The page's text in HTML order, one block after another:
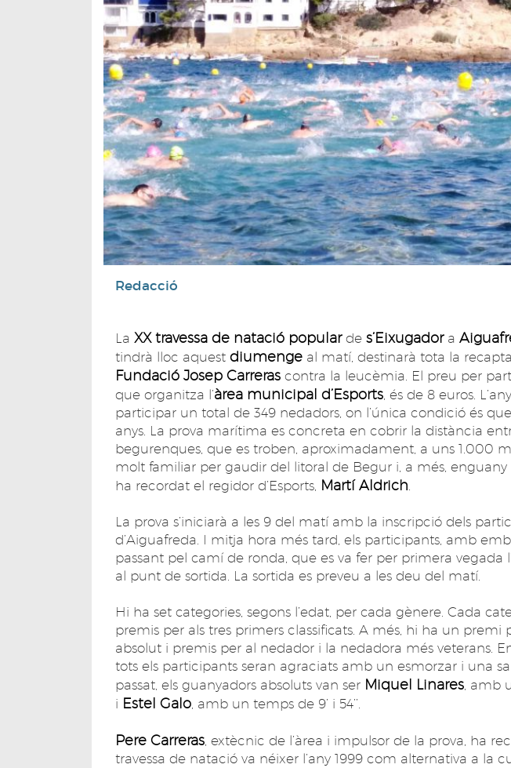
Redacció
La XX travessa de natació popularde s’Eixugadora
tindrà lloc aquest diumenge al matí, destinarà tota la
Fundació Josep Carreras contra la leucèmia. El preu per
que organitza l’àrea municipal d’Esports, és de 8 euros.
participar un total de 349 nedadors, on l’única condició és
anys. La prova marítima es concreta en cobrir la distància
begurenques, que es troben, aproximadament, a uns 1.000
molt familiar per gaudir del litoral de Begur i, a més, enguany
ha recordat el regidor d’Esports, Martí Aldrich.
La prova s’iniciarà a les 9 del matí amb la inscripció dels
d’Aiguafreda. I mitja hora més tard, els participants, amb
passant pel camí de ronda, que es va fer per primera vegada
al punt de sortida. La sortida es preveu a les deu del matí.
Hi ha set categories, segons l’edat, per cada gènere. Cada
premis per als tres primers classificats. A més, hi ha un premi
absolut i premis per al nedador i la nedadora més veterans.
tots els participants seran agraciats amb un esmorzar i una
passat, els guanyadors absoluts van ser Miquel Linares, amb
i Estel Galo, amb un temps de 9’ i 54’’.
Pere Carreras, extècnic de l’àrea i impulsor de la prova, ha
travessa de natació va néixer l’any 1999 com alternativa a la